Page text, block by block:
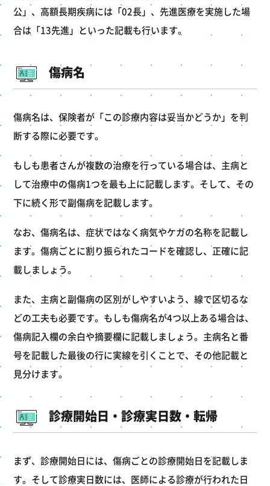
公」、高額長期疾病には「02長」、先進医療を実施した場
合は「13先進」といった記載も行います。
傷病名
傷病名は、保険者が「この診療内容は妥当かどうか」を判
断する際に必要です。
もしも患者さんが複数の治療を行っている場合は、主病と
して治療中の傷病1つを最も上に記載します。そして、その
下に続く形で副傷病を記載します。
なお、傷病名は、症状ではなく病気やケガの名称を記載し
ます。傷病ごとに割り振られたコードを確認し、正確に記
載しましょう。
また、主病と副傷病の区別がしやすいよう、線で区切るな
どの工夫も必要です。もしも傷病名が4つ以上ある場合は、
傷病記入欄の余白や摘要欄に記載しましょう。主病名と番
号を記載した最後の行に実線を引くことで、その他記載と
見分けます。
診療開始日・診療実日数・転帰
まず、診療開始日には、傷病ごとの診療開始日を記載しま
す。そして診療実日数には、医師による診療が行われた日